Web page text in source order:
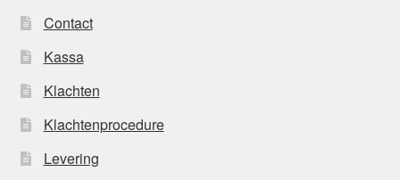
Contact
Kassa
Klachten
Klachtenprocedure
Levering